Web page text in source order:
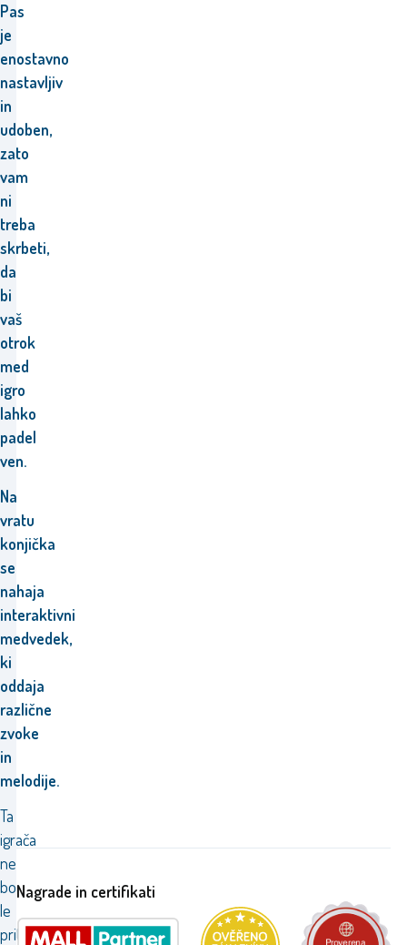
Pas
je
enostavno
nastavljiv
in
udoben,
zato
vam
ni
treba
skrbeti,
da
bi
vaš
otrok
med
igro
lahko
padel
ven.
Na
vratu
konjička
se
nahaja
interaktivni
medvedek,
ki
oddaja
različne
zvoke
in
melodije.
Ta
igrača
ne
bo
le
pritegnila
Nagrade in certifikati